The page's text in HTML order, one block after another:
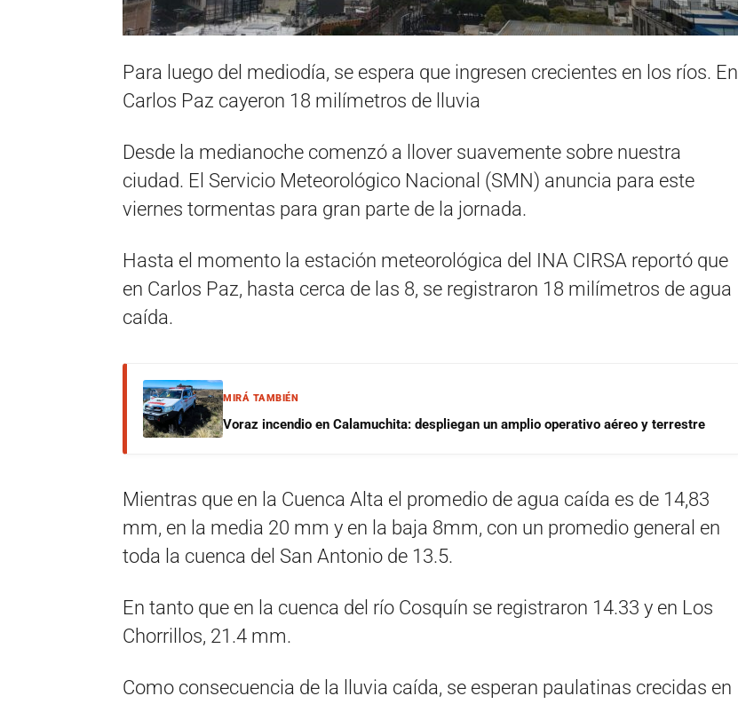
Para luego del mediodía, se espera que ingresen crecientes en los ríos. En
Carlos Paz cayeron 18 milímetros de lluvia
Desde la medianoche comenzó a llover suavemente sobre nuestra
ciudad. El Servicio Meteorológico Nacional (SMN) anuncia para este
viernes tormentas para gran parte de la jornada.
Hasta el momento la estación meteorológica del INA CIRSA reportó que
en Carlos Paz, hasta cerca de las 8, se registraron 18 milímetros de agua
caída.
MIRÁ TAMBIÉN
Voraz incendio en Calamuchita: despliegan un amplio operativo aéreo y terrestre
Mientras que en la Cuenca Alta el promedio de agua caída es de 14,83
mm, en la media 20 mm y en la baja 8mm, con un promedio general en
toda la cuenca del San Antonio de 13.5.
En tanto que en la cuenca del río Cosquín se registraron 14.33 y en Los
Chorrillos, 21.4 mm.
Como consecuencia de la lluvia caída, se esperan paulatinas crecidas en